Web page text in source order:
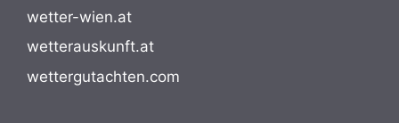
wetter-wien.at
wetterauskunft.at
wettergutachten.com